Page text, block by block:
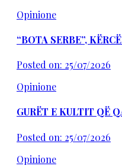
Opinione
“BOTA SERBE”,
Posted on: 25/07/2026
Opinione
GURËT E KULTIT QË
Posted on: 25/07/2026
Opinione